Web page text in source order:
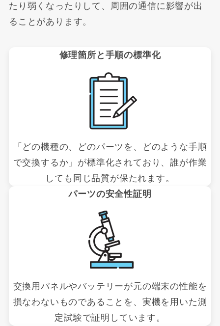
たり弱くなったりして、周囲の通信に影響が出
ることがあります。
修理箇所と手順の標準化
「どの機種の、どのパーツを、どのような手順
で交換するか」が標準化されており、誰が作業
しても同じ品質が保たれます。
パーツの安全性証明
交換用パネルやバッテリーが元の端末の性能を
損なわないものであることを、実機を用いた測
定試験で証明しています。